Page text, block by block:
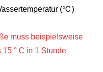
(℃)
muss beispielsweise
15 ° C in 1 Stunde